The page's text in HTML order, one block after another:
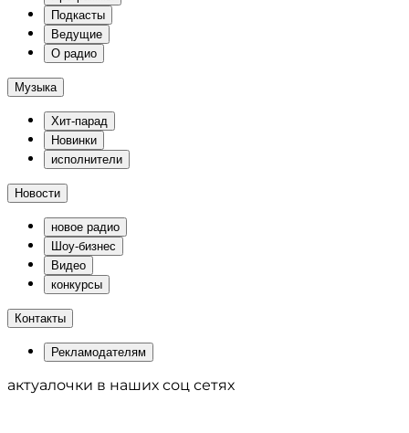
Подкасты
Ведущие
О радио
Музыка
Хит-парад
Новинки
исполнители
Новости
новое радио
Шоу-бизнес
Видео
конкурсы
Контакты
Рекламодателям
актуалочки в наших соц сетях